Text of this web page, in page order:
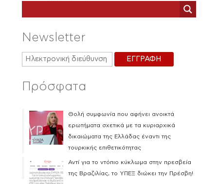
Newsletter
Πρόσφατα
Θολή συμφωνία που αφήνει ανοικτά
ερωτήματα σχετικά με τα κυριαρχικά
δικαιώματα της Ελλάδας έναντι της
τουρκικής επιθετικότητας
Αντί για το ντόπιο κύκλωμα στην πρεσβεία
της Βραζιλίας, το ΥΠΕΞ διώκει την Πρέσβη!